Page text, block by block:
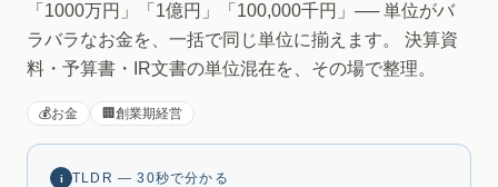
「1000万円」「1億円」「100,000千円」── 単位がバ
ラバラなお金を、一括で同じ単位に揃えます。 決算資
料・予算書・IR文書の単位混在を、その場で整理。
💰お金 🏢 創業期経営
i TLDR — 30秒で分かる